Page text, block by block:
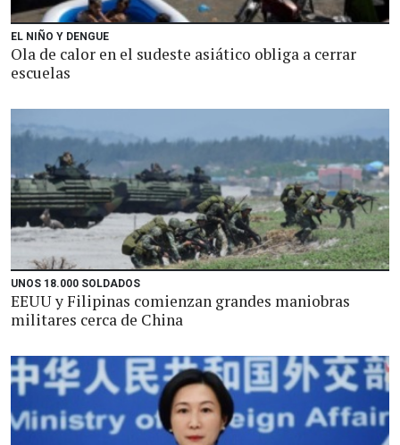
EL NIÑO Y DENGUE
Ola de calor en el sudeste asiático obliga a cerrar
escuelas
UNOS 18.000 SOLDADOS
EEUU y Filipinas comienzan grandes maniobras
militares cerca de China